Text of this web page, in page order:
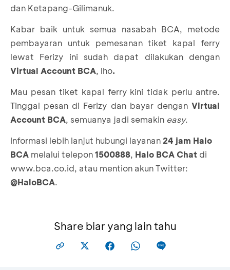
dan Ketapang-Gilimanuk.
Kabar baik untuk semua nasabah BCA, metode
pembayaran untuk pemesanan tiket kapal ferry
lewat Ferizy ini sudah dapat dilakukan dengan
Virtual Account BCA, lho.
Mau pesan tiket kapal ferry kini tidak perlu antre.
Tinggal pesan di Ferizy dan bayar dengan Virtual
Account BCA, semuanya jadi semakin easy.
Informasi lebih lanjut hubungi layanan24 jam Halo
BCA melalui telepon1500888, Halo BCA Chat di
www.bca.co.id, atau mention akun Twitter:
@HaloBCA.
Share biar yang lain tahu